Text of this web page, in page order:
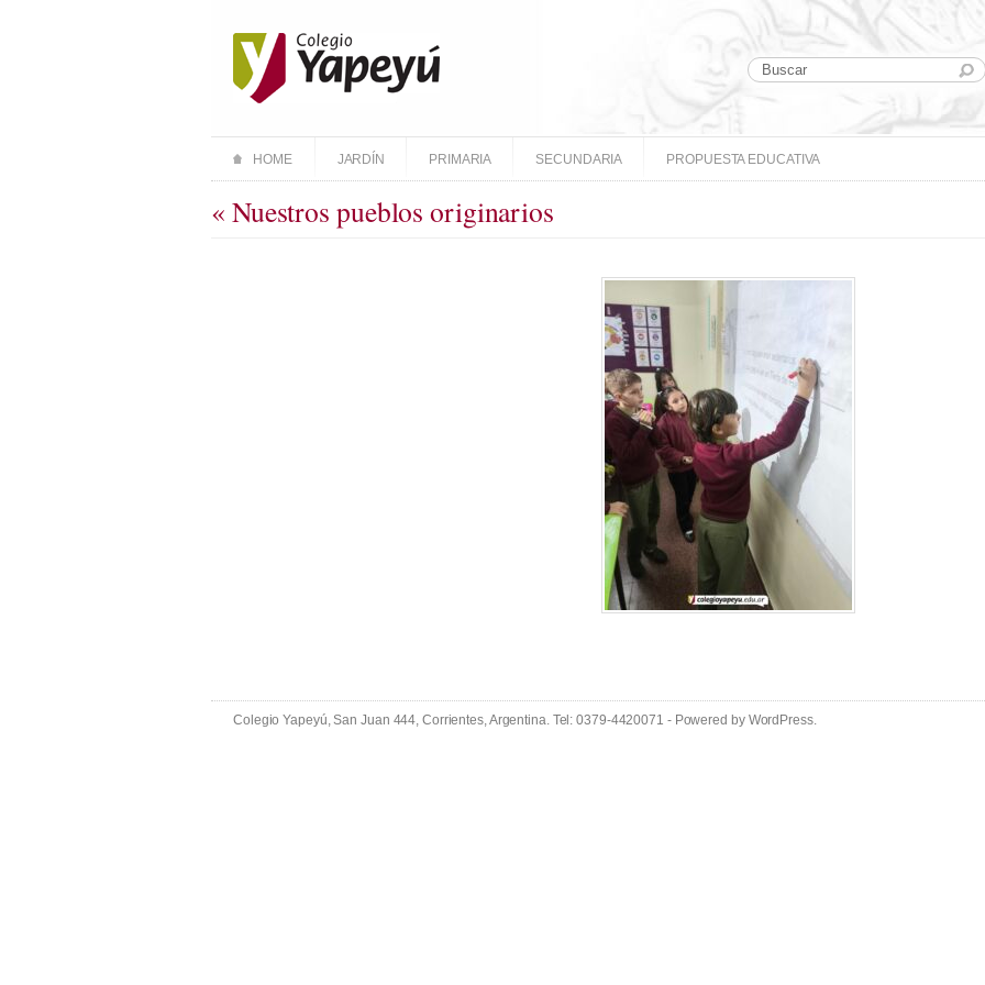
HOME JARDÍN PRIMARIA SECUNDARIA PROPUESTA EDUCATIVA
« Nuestros pueblos originarios
Colegio Yapeyú, San Juan 444, Corrientes, Argentina. Tel: 0379-4420071 - Powered by WordPress.